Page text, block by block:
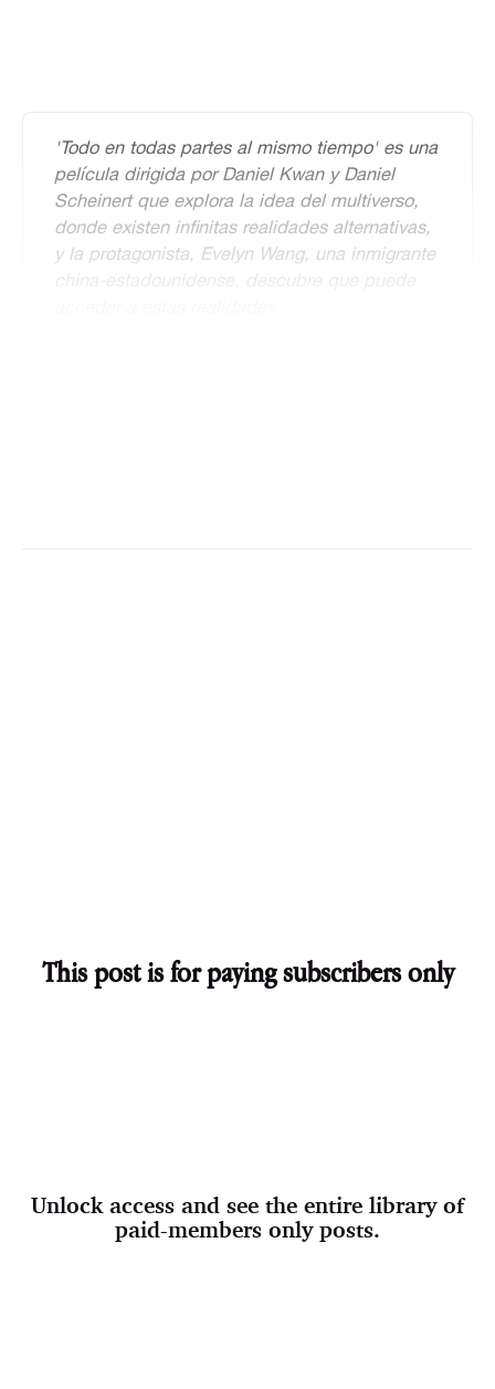
'Todo en todas partes al mismo tiempo' es una
película dirigida por Daniel Kwan y Daniel
Scheinert que explora la idea del multiverso,
donde existen infinitas realidades alternativas,
y la protagonista, Evelyn Wang, una inmigrante
This post is for paying subscribers only
Unlock access and see the entire library of
paid-members only posts.